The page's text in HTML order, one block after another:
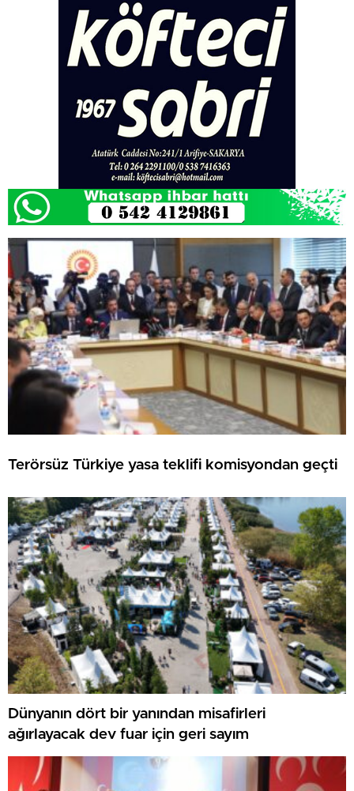
Terörsüz Türkiye yasa teklifi komisyondan geçti
Dünyanın dört bir yanından misafirleri
ağırlayacak dev fuar için geri sayım